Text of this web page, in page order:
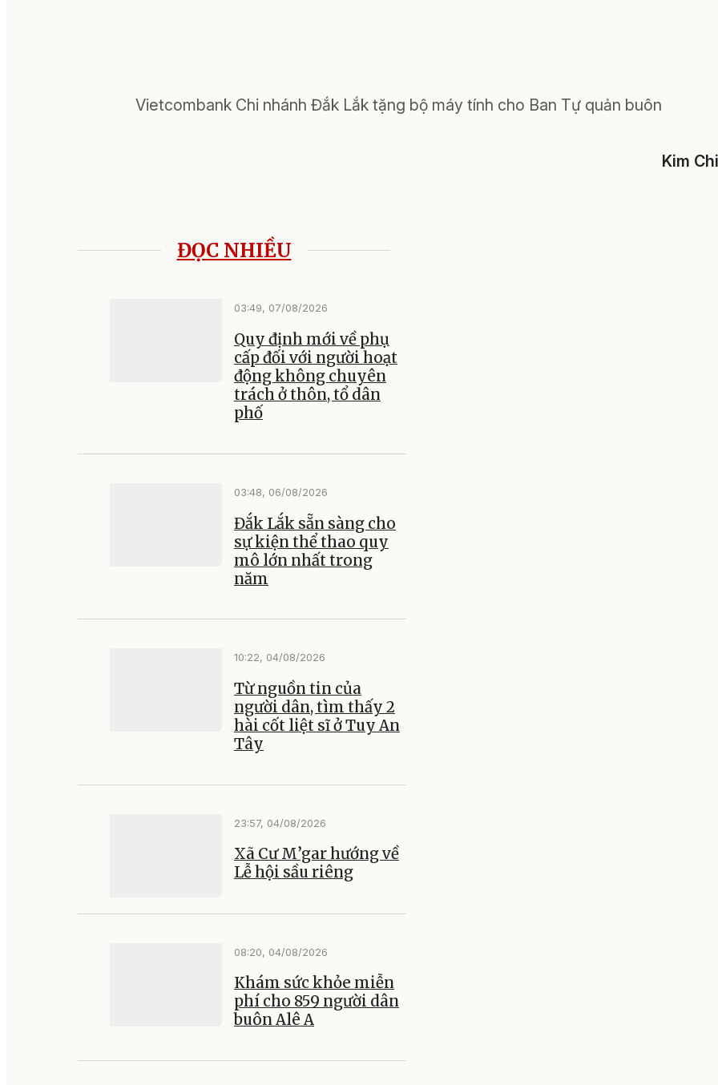
Vietcombank Chi nhánh Đắk Lắk tặng bộ máy tính cho Ban Tự quản buôn
Kim Chi
ĐỌC NHIỀU
03:49, 07/08/2026
Quy định mới về phụ
cấp đối với người hoạt
động không chuyên
trách ở thôn, tổ dân
phố
03:48, 06/08/2026
Đắk Lắk sẵn sàng cho
sự kiện thể thao quy
mô lớn nhất trong
năm
10:22, 04/08/2026
Từ nguồn tin của
người dân, tìm thấy 2
hài cốt liệt sĩ ở Tuy An
Tây
23:57, 04/08/2026
Xã Cư M’gar hướng về
Lễ hội sầu riêng
08:20, 04/08/2026
Khám sức khỏe miễn
phí cho 859 người dân
buôn Alê A